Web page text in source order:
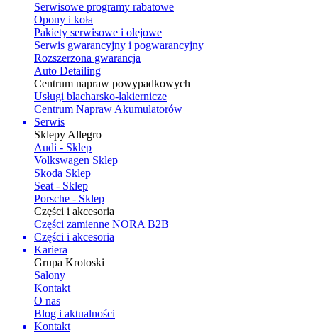
Serwisowe programy rabatowe
Opony i koła
Pakiety serwisowe i olejowe
Serwis gwarancyjny i pogwarancyjny
Rozszerzona gwarancja
Auto Detailing
Centrum napraw powypadkowych
Usługi blacharsko-lakiernicze
Centrum Napraw Akumulatorów
Serwis
Sklepy Allegro
Audi - Sklep
Volkswagen Sklep
Skoda Sklep
Seat - Sklep
Porsche - Sklep
Części i akcesoria
Części zamienne NORA B2B
Części i akcesoria
Kariera
Grupa Krotoski
Salony
Kontakt
O nas
Blog i aktualności
Kontakt